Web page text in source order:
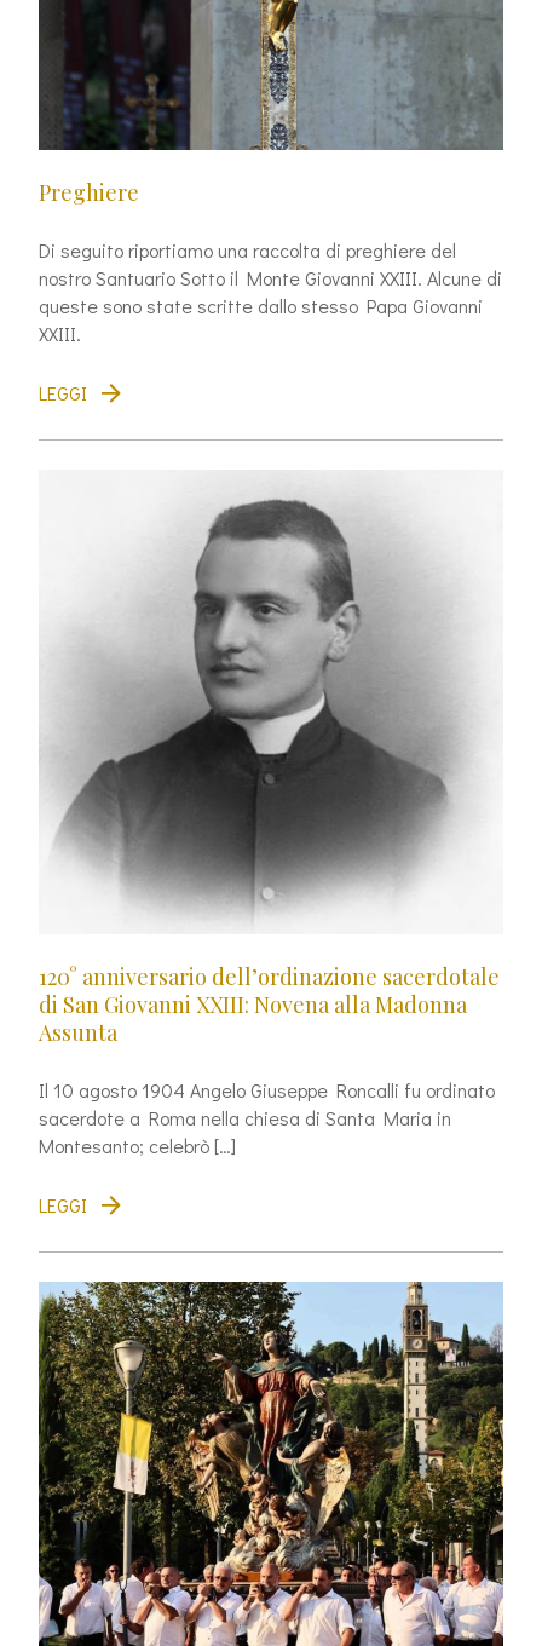
Preghiere
Di seguito riportiamo una raccolta di preghiere del
nostro Santuario Sotto il Monte Giovanni XXIII. Alcune di
queste sono state scritte dallo stesso Papa Giovanni
XXIII.
LEGGI
120° anniversario dell’ordinazione sacerdotale
di San Giovanni XXIII: Novena alla Madonna
Assunta
Il 10 agosto 1904 Angelo Giuseppe Roncalli fu ordinato
sacerdote a Roma nella chiesa di Santa Maria in
Montesanto; celebrò […]
LEGGI